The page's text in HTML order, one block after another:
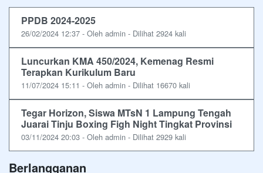
PPDB 2024-2025
26/02/2024 12:37 - Oleh admin - Dilihat 2924 kali
Luncurkan KMA 450/2024, Kemenag Resmi
Terapkan Kurikulum Baru
11/07/2024 15:11 - Oleh admin - Dilihat 16670 kali
Tegar Horizon, Siswa MTsN 1 Lampung Tengah
Juarai Tinju Boxing Figh Night Tingkat Provinsi
03/11/2024 20:03 - Oleh admin - Dilihat 2929 kali
Berlangganan